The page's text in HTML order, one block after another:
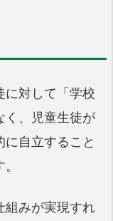
に対して「学校
く、児童生徒が
自立すること
組みが実現すれ